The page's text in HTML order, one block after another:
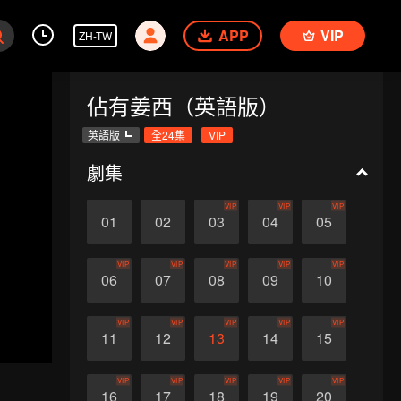
ZH-TW APP VIP
佔有姜西（英語版）
英語版 全24集 VIP
劇集
01 02 03
VIP
04
VIP
05
VIP
06
VIP
07
VIP
08
VIP
09
VIP
10
VIP
11
VIP
12
VIP
13
VIP
14
VIP
15
VIP
16
VIP
17
VIP
18
VIP
19
VIP
20
VIP